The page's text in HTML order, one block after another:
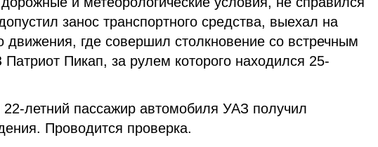
занос транспортного средства, выехал на
движения, где совершил столкновение со встречным
Пикап, за рулем которого находился 25-
летний пассажир автомобиля УАЗ получил
Проводится проверка.